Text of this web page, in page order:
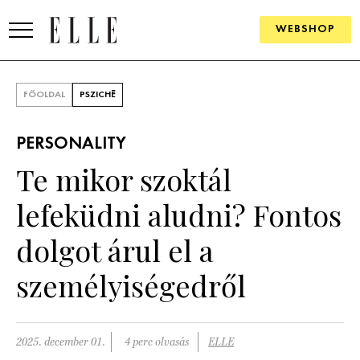
WEBSHOP
SZÉPSÉG
PÁRKAPCSOLAT
FŐOLDAL PSZICHÉ
PERSONALITY
Te mikor szoktál
lefeküdni aludni? Fontos
dolgot árul el a
személyiségedről
2025. december 01. 4 perc olvasás ELLE